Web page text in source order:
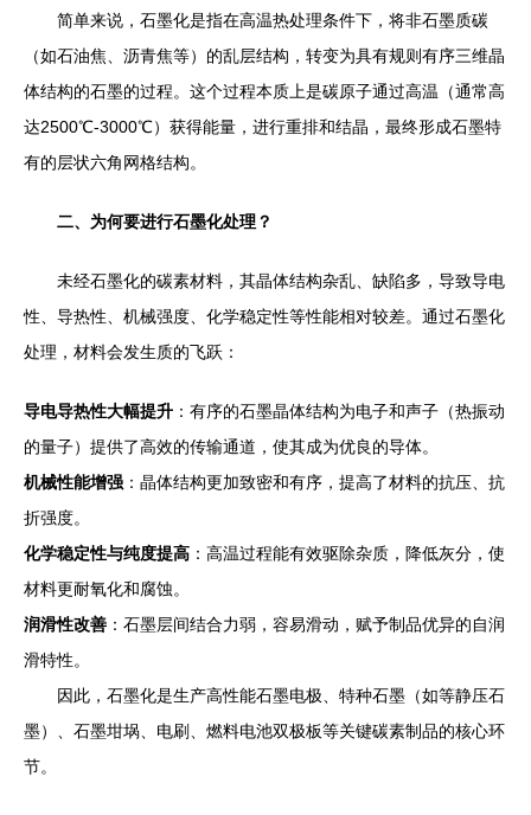
简单来说，石墨化是指在高温热处理条件下，将非石墨质碳
（如石油焦、沥青焦等）的乱层结构，转变为具有规则有序三维晶
体结构的石墨的过程。这个过程本质上是碳原子通过高温（通常高
达2500℃-3000℃）获得能量，进行重排和结晶，最终形成石墨特
有的层状六角网格结构。
二、为何要进行石墨化处理？
未经石墨化的碳素材料，其晶体结构杂乱、缺陷多，导致导电
性、导热性、机械强度、化学稳定性等性能相对较差。通过石墨化
处理，材料会发生质的飞跃：
导电导热性大幅提升 ：有序的石墨晶体结构为电子和声子（热振动
的量子）提供了高效的传输通道，使其成为优良的导体。
机械性能增强 ：晶体结构更加致密和有序，提高了材料的抗压、抗
折强度。
化学稳定性与纯度提高 ：高温过程能有效驱除杂质，降低灰分，使
材料更耐氧化和腐蚀。
润滑性改善 ：石墨层间结合力弱，容易滑动，赋予制品优异的自润
滑特性。
因此，石墨化是生产高性能石墨电极、特种石墨（如等静压石
墨）、石墨坩埚、电刷、燃料电池双极板等关键碳素制品的核心环
节。